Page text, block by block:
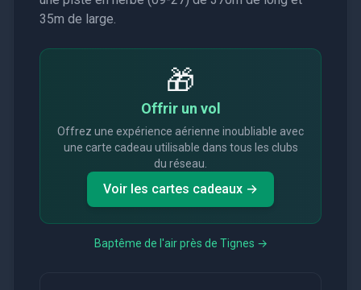
35m de large.
🎁
Offrir un vol
Offrez une expérience aérienne inoubliable avec
une carte cadeau utilisable dans tous les clubs
du réseau.
Voir les cartes cadeaux →
Baptême de l'air près de Tignes →